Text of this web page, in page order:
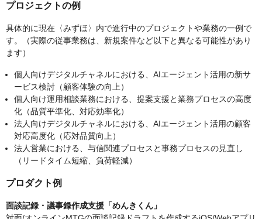
プロジェクトの例
具体的に現在〈みずほ〉内で進行中のプロジェクトや業務の一例で
す。（実際の従事業務は、新規案件など以下と異なる可能性があり
ます）
個人向けデジタルチャネルにおける、AIエージェント活用の新サ
ービス検討（顧客体験の向上）
個人向け運用相談業務における、提案支援と業務プロセスの高度
化（品質平準化、対応効率化）
法人向けデジタルチャネルにおける、AIエージェント活用の顧客
対応高度化（応対品質向上）
法人営業における、与信関連プロセスと事務プロセスの見直し
（リードタイム短縮、負荷軽減）
プロダクト例
面談記録・議事録作成支援「めんきくん」